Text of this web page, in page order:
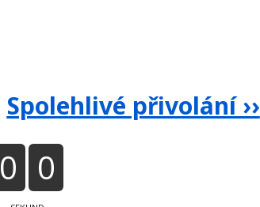
Spolehlivé přivolání ››
0 0